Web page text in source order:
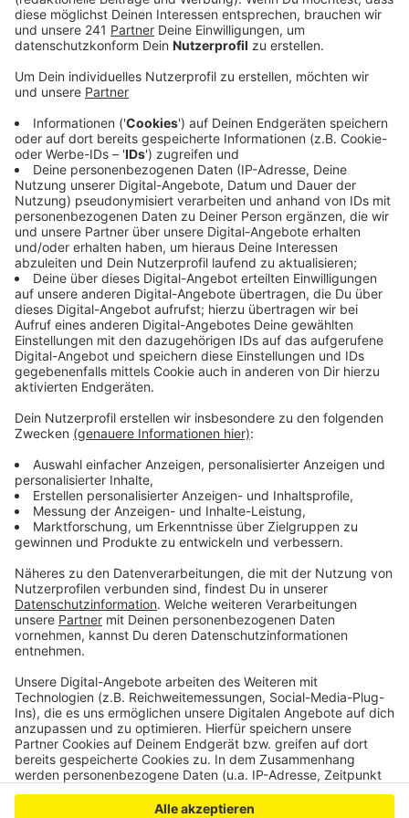
Anzeige
der Preis an das Projekt "UNbekanntes
UNbehagen" der Bonner Flüchtlingshilfe.
Das hatte Menschen mit und ohne Fluchthintergrund
zusammengebracht - spielerisch mit einem mobilen
Live-Escape-Room. Es ging darum, Dialoge
anzustoßen. Bundesfamilienministerin Paus würdigte
Menschen, die - Zitat - "Außerordentliches für die
Allgemeinheit" leisten. Ihr Einsatz sei von
unschätzbarem Wert für unser Land. Der Preis für das
Bonner Projekt ist mit 5.000 Euro dotiert.
Anzeige
Weitere Links:
Die Gewinner des Deutschen Engagementpreis
2024
Das Projekt UNbekanntes UNbehagen der
Flüchtlingshilfe Bonn
Anzeige
Anzeige